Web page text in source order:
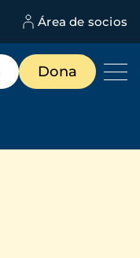
Área de socios
Dona